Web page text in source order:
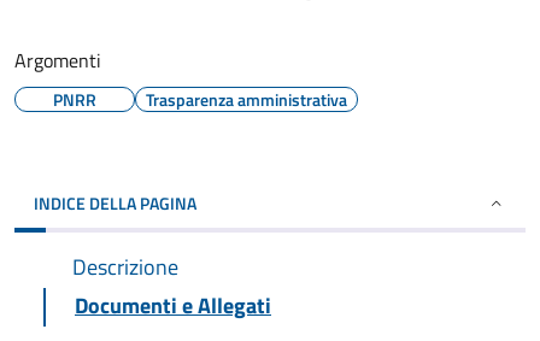
Argomenti
PNRR Trasparenza amministrativa
INDICE DELLA PAGINA
Descrizione
Documenti e Allegati